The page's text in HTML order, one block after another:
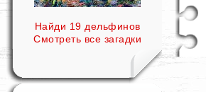
Найди 19 дельфинов
Смотреть все загадки